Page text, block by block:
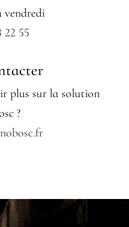
vendredi
22 55
plus sur la solution
?